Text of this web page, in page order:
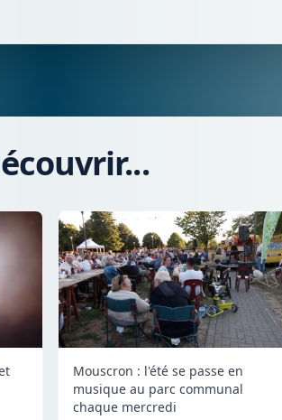
Mouscron : l'été se passe en
musique au parc communal
chaque mercredi